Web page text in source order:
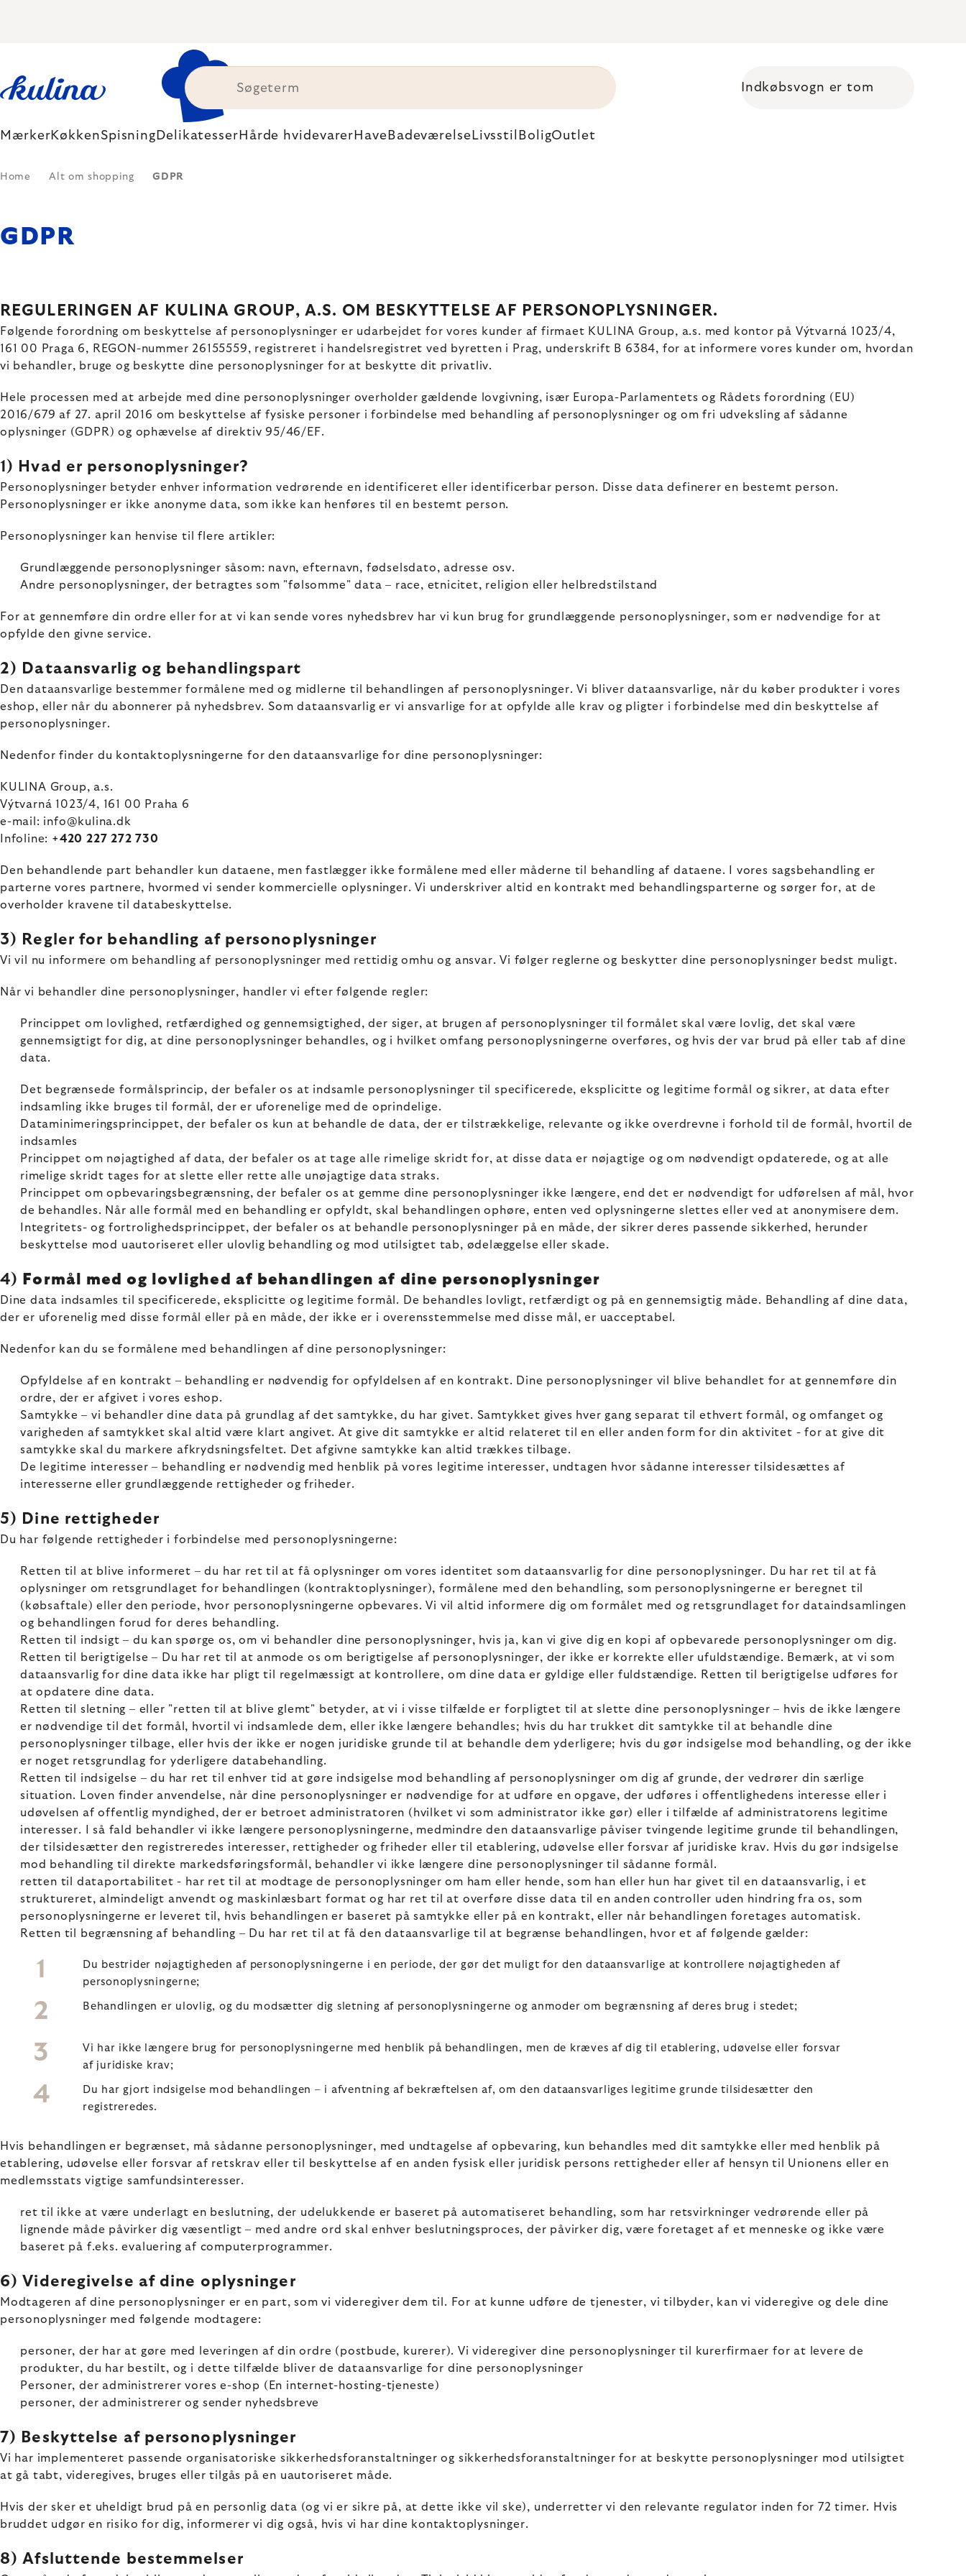
Shopping cart
Indkøbsvogn er tom
MærkerKøkkenSpisning Delikatesser Hårde hvidevarer Have Badeværelse Livsstil BoligOutlet
Home Alt om shopping GDPR
GDPR
REGULERINGEN AF KULINA GROUP, A.S. OM BESKYTTELSE AF PERSONOPLYSNINGER.
Følgende forordning om beskyttelse af personoplysninger er udarbejdet for vores kunder af firmaet KULINA Group, a.s. med kontor på Výtvarná 1023/4,
161 00 Praga 6, REGON-nummer 26155559, registreret i handelsregistret ved byretten i Prag, underskrift B 6384, for at informere vores kunder om, hvordan
vi behandler, bruge og beskytte dine personoplysninger for at beskytte dit privatliv.
Hele processen med at arbejde med dine personoplysninger overholder gældende lovgivning, især Europa-Parlamentets og Rådets forordning (EU)
2016/679 af 27. april 2016 om beskyttelse af fysiske personer i forbindelse med behandling af personoplysninger og om fri udveksling af sådanne
oplysninger (GDPR) og ophævelse af direktiv 95/46/EF.
1) Hvad er personoplysninger?
Personoplysninger betyder enhver information vedrørende en identificeret eller identificerbar person. Disse data definerer en bestemt person.
Personoplysninger er ikke anonyme data, som ikke kan henføres til en bestemt person.
Personoplysninger kan henvise til flere artikler:
Grundlæggende personoplysninger såsom: navn, efternavn, fødselsdato, adresse osv.
Andre personoplysninger, der betragtes som "følsomme" data – race, etnicitet, religion eller helbredstilstand
For at gennemføre din ordre eller for at vi kan sende vores nyhedsbrev har vi kun brug for grundlæggende personoplysninger, som er nødvendige for at
opfylde den givne service.
2) Dataansvarlig og behandlingspart
Den dataansvarlige bestemmer formålene med og midlerne til behandlingen af personoplysninger. Vi bliver dataansvarlige, når du køber produkter i vores
eshop, eller når du abonnerer på nyhedsbrev. Som dataansvarlig er vi ansvarlige for at opfylde alle krav og pligter i forbindelse med din beskyttelse af
personoplysninger.
Nedenfor finder du kontaktoplysningerne for den dataansvarlige for dine personoplysninger:
KULINA Group, a.s.
Výtvarná 1023/4, 161 00 Praha 6
e-mail: info@kulina.dk
Infoline: +420 227 272 730
Den behandlende part behandler kun dataene, men fastlægger ikke formålene med eller måderne til behandling af dataene. I vores sagsbehandling er
parterne vores partnere, hvormed vi sender kommercielle oplysninger. Vi underskriver altid en kontrakt med behandlingsparterne og sørger for, at de
overholder kravene til databeskyttelse.
3) Regler for behandling af personoplysninger
Vi vil nu informere om behandling af personoplysninger med rettidig omhu og ansvar. Vi følger reglerne og beskytter dine personoplysninger bedst muligt.
Når vi behandler dine personoplysninger, handler vi efter følgende regler:
Princippet om lovlighed, retfærdighed og gennemsigtighed, der siger, at brugen af personoplysninger til formålet skal være lovlig, det skal være
gennemsigtigt for dig, at dine personoplysninger behandles, og i hvilket omfang personoplysningerne overføres, og hvis der var brud på eller tab af dine
data.
Det begrænsede formålsprincip, der befaler os at indsamle personoplysninger til specificerede, eksplicitte og legitime formål og sikrer, at data efter
indsamling ikke bruges til formål, der er uforenelige med de oprindelige.
Dataminimeringsprincippet, der befaler os kun at behandle de data, der er tilstrækkelige, relevante og ikke overdrevne i forhold til de formål, hvortil de
indsamles
Princippet om nøjagtighed af data, der befaler os at tage alle rimelige skridt for, at disse data er nøjagtige og om nødvendigt opdaterede, og at alle
rimelige skridt tages for at slette eller rette alle unøjagtige data straks.
Princippet om opbevaringsbegrænsning, der befaler os at gemme dine personoplysninger ikke længere, end det er nødvendigt for udførelsen af mål, hvor
de behandles. Når alle formål med en behandling er opfyldt, skal behandlingen ophøre, enten ved oplysningerne slettes eller ved at anonymisere dem.
Integritets- og fortrolighedsprincippet, der befaler os at behandle personoplysninger på en måde, der sikrer deres passende sikkerhed, herunder
beskyttelse mod uautoriseret eller ulovlig behandling og mod utilsigtet tab, ødelæggelse eller skade.
4) Formål med og lovlighed af behandlingen af dine personoplysninger
Dine data indsamles til specificerede, eksplicitte og legitime formål. De behandles lovligt, retfærdigt og på en gennemsigtig måde. Behandling af dine data,
der er uforenelig med disse formål eller på en måde, der ikke er i overensstemmelse med disse mål, er uacceptabel.
Nedenfor kan du se formålene med behandlingen af dine personoplysninger:
Opfyldelse af en kontrakt – behandling er nødvendig for opfyldelsen af en kontrakt. Dine personoplysninger vil blive behandlet for at gennemføre din
ordre, der er afgivet i vores eshop.
Samtykke – vi behandler dine data på grundlag af det samtykke, du har givet. Samtykket gives hver gang separat til ethvert formål, og omfanget og
varigheden af samtykket skal altid være klart angivet. At give dit samtykke er altid relateret til en eller anden form for din aktivitet - for at give dit
samtykke skal du markere afkrydsningsfeltet. Det afgivne samtykke kan altid trækkes tilbage.
De legitime interesser – behandling er nødvendig med henblik på vores legitime interesser, undtagen hvor sådanne interesser tilsidesættes af
interesserne eller grundlæggende rettigheder og friheder.
5) Dine rettigheder
Du har følgende rettigheder i forbindelse med personoplysningerne:
Retten til at blive informeret – du har ret til at få oplysninger om vores identitet som dataansvarlig for dine personoplysninger. Du har ret til at få
oplysninger om retsgrundlaget for behandlingen (kontraktoplysninger), formålene med den behandling, som personoplysningerne er beregnet til
(købsaftale) eller den periode, hvor personoplysningerne opbevares. Vi vil altid informere dig om formålet med og retsgrundlaget for dataindsamlingen
og behandlingen forud for deres behandling.
Retten til indsigt – du kan spørge os, om vi behandler dine personoplysninger, hvis ja, kan vi give dig en kopi af opbevarede personoplysninger om dig.
Retten til berigtigelse – Du har ret til at anmode os om berigtigelse af personoplysninger, der ikke er korrekte eller ufuldstændige. Bemærk, at vi som
dataansvarlig for dine data ikke har pligt til regelmæssigt at kontrollere, om dine data er gyldige eller fuldstændige. Retten til berigtigelse udføres for
at opdatere dine data.
Retten til sletning – eller "retten til at blive glemt" betyder, at vi i visse tilfælde er forpligtet til at slette dine personoplysninger – hvis de ikke længere
er nødvendige til det formål, hvortil vi indsamlede dem, eller ikke længere behandles; hvis du har trukket dit samtykke til at behandle dine
personoplysninger tilbage, eller hvis der ikke er nogen juridiske grunde til at behandle dem yderligere; hvis du gør indsigelse mod behandling, og der ikke
er noget retsgrundlag for yderligere databehandling.
Retten til indsigelse – du har ret til enhver tid at gøre indsigelse mod behandling af personoplysninger om dig af grunde, der vedrører din særlige
situation. Loven finder anvendelse, når dine personoplysninger er nødvendige for at udføre en opgave, der udføres i offentlighedens interesse eller i
udøvelsen af offentlig myndighed, der er betroet administratoren (hvilket vi som administrator ikke gør) eller i tilfælde af administratorens legitime
interesser. I så fald behandler vi ikke længere personoplysningerne, medmindre den dataansvarlige påviser tvingende legitime grunde til behandlingen,
der tilsidesætter den registreredes interesser, rettigheder og friheder eller til etablering, udøvelse eller forsvar af juridiske krav. Hvis du gør indsigelse
mod behandling til direkte markedsføringsformål, behandler vi ikke længere dine personoplysninger til sådanne formål.
retten til dataportabilitet - har ret til at modtage de personoplysninger om ham eller hende, som han eller hun har givet til en dataansvarlig, i et
struktureret, almindeligt anvendt og maskinlæsbart format og har ret til at overføre disse data til en anden controller uden hindring fra os, som
personoplysningerne er leveret til, hvis behandlingen er baseret på samtykke eller på en kontrakt, eller når behandlingen foretages automatisk.
Retten til begrænsning af behandling – Du har ret til at få den dataansvarlige til at begrænse behandlingen, hvor et af følgende gælder:
Du bestrider nøjagtigheden af personoplysningerne i en periode, der gør det muligt for den dataansvarlige at kontrollere nøjagtigheden af
personoplysningerne;
Behandlingen er ulovlig, og du modsætter dig sletning af personoplysningerne og anmoder om begrænsning af deres brug i stedet;
Vi har ikke længere brug for personoplysningerne med henblik på behandlingen, men de kræves af dig til etablering, udøvelse eller forsvar
af juridiske krav;
Du har gjort indsigelse mod behandlingen – i afventning af bekræftelsen af, om den dataansvarliges legitime grunde tilsidesætter den
registreredes.
Hvis behandlingen er begrænset, må sådanne personoplysninger, med undtagelse af opbevaring, kun behandles med dit samtykke eller med henblik på
etablering, udøvelse eller forsvar af retskrav eller til beskyttelse af en anden fysisk eller juridisk persons rettigheder eller af hensyn til Unionens eller en
medlemsstats vigtige samfundsinteresser.
ret til ikke at være underlagt en beslutning, der udelukkende er baseret på automatiseret behandling, som har retsvirkninger vedrørende eller på
lignende måde påvirker dig væsentligt – med andre ord skal enhver beslutningsproces, der påvirker dig, være foretaget af et menneske og ikke være
baseret på f.eks. evaluering af computerprogrammer.
6) Videregivelse af dine oplysninger
Modtageren af dine personoplysninger er en part, som vi videregiver dem til. For at kunne udføre de tjenester, vi tilbyder, kan vi videregive og dele dine
personoplysninger med følgende modtagere:
personer, der har at gøre med leveringen af din ordre (postbude, kurerer). Vi videregiver dine personoplysninger til kurerfirmaer for at levere de
produkter, du har bestilt, og i dette tilfælde bliver de dataansvarlige for dine personoplysninger
Personer, der administrerer vores e-shop (En internet-hosting-tjeneste)
personer, der administrerer og sender nyhedsbreve
7) Beskyttelse af personoplysninger
Vi har implementeret passende organisatoriske sikkerhedsforanstaltninger og sikkerhedsforanstaltninger for at beskytte personoplysninger mod utilsigtet
at gå tabt, videregives, bruges eller tilgås på en uautoriseret måde.
Hvis der sker et uheldigt brud på en personlig data (og vi er sikre på, at dette ikke vil ske), underretter vi den relevante regulator inden for 72 timer. Hvis
bruddet udgør en risiko for dig, informerer vi dig også, hvis vi har dine kontaktoplysninger.
8) Afsluttende bestemmelser